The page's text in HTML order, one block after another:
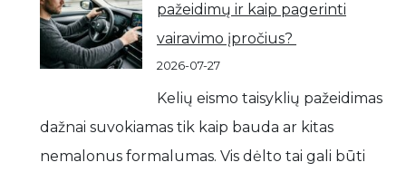
pažeidimų ir kaip pagerinti
vairavimo įpročius?
2026-07-27
Kelių eismo taisyklių pažeidimas
dažnai suvokiamas tik kaip bauda ar kitas
nemalonus formalumas. Vis dėlto tai gali būti